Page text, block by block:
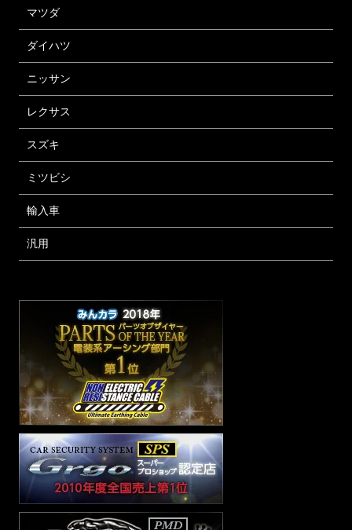
マツダ
ダイハツ
ニッサン
レクサス
スズキ
ミツビシ
輸入車
汎用